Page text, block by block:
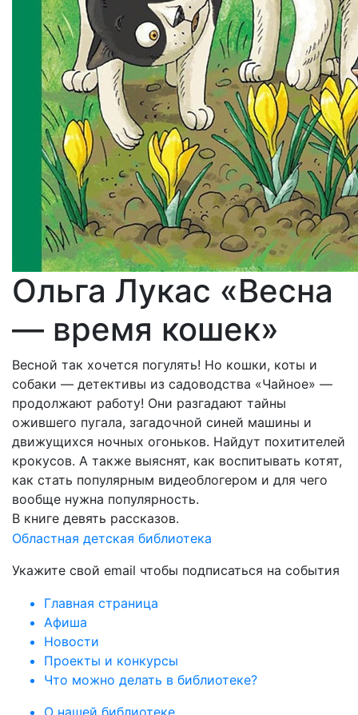
Ольга Лукас «Весна
— время кошек»
Весной так хочется погулять! Но кошки, коты и
собаки — детективы из садоводства «Чайное» —
продолжают работу! Они разгадают тайны
ожившего пугала, загадочной синей машины и
движущихся ночных огоньков. Найдут похитителей
крокусов. А также выяснят, как воспитывать котят,
как стать популярным видеоблогером и для чего
вообще нужна популярность.
В книге девять рассказов.
Областная детская библиотека
Укажите свой email чтобы подписаться на события
Главная страница
Афиша
Новости
Проекты и конкурсы
Что можно делать в библиотеке?
О нашей библиотеке